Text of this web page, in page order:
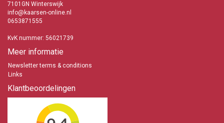
7101GN Winterswijk
info@kaarsen-online.nl
0653871555
KvK nummer: 56021739
Meer informatie
Newsletter terms & conditions
Links
Klantbeoordelingen